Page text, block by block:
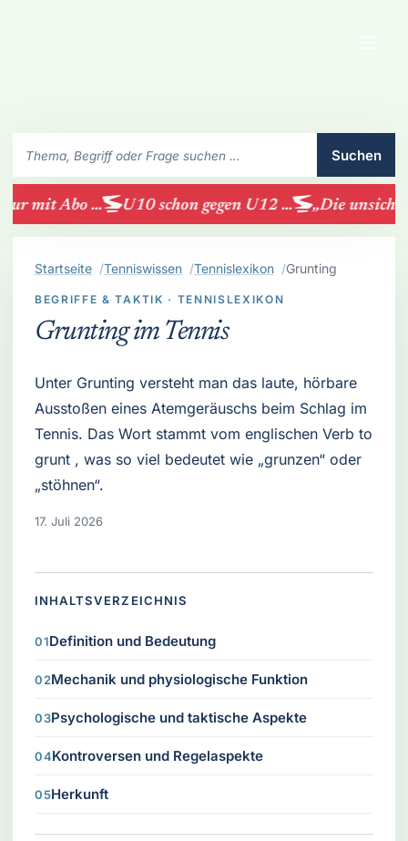
Suchen
mit Abo ... U10 schon gegen U12 ... „Die
Startseite Tenniswissen Tennislexikon Grunting
BEGRIFFE & TAKTIK · TENNISLEXIKON
Grunting im Tennis
Unter Grunting versteht man das laute, hörbare
Ausstoßen eines Atemgeräuschs beim Schlag im
Tennis. Das Wort stammt vom englischen Verb to
grunt , was so viel bedeutet wie „grunzen“ oder
„stöhnen“.
17. Juli 2026
INHALTSVERZEICHNIS
Definition und Bedeutung
Mechanik und physiologische Funktion
Psychologische und taktische Aspekte
Kontroversen und Regelaspekte
Herkunft